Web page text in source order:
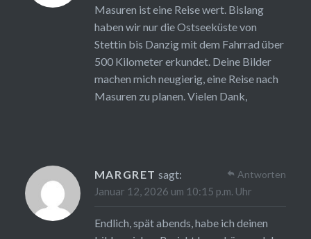
Masuren ist eine Reise wert. Bislang
haben wir nur die Ostseeküste von
Stettin bis Danzig mit dem Fahrrad über
500 Kilometer erkundet. Deine Bilder
machen mich neugierig, eine Reise nach
Masuren zu planen. Vielen Dank,
MARGRET sagt:
Januar 12, 2026 um 10:15 p.m. Uhr
Endlich, spät abends, habe ich deinen
Antworten